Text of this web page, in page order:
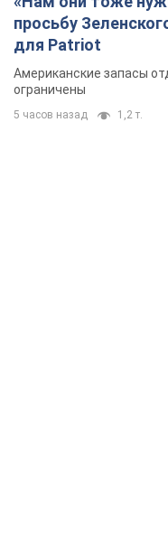
просьбу
для Patriot
Американские запасы
ограничены
5 часов назад 1,2 т.